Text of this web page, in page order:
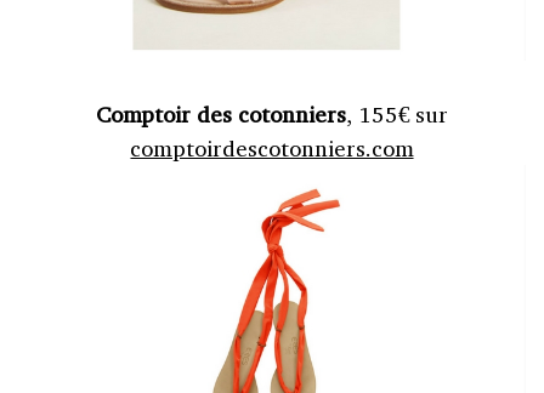
Comptoir des cotonniers, 155€ sur
comptoirdescotonniers.com